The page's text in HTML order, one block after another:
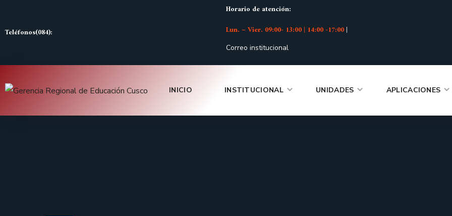
Teléfonos(084):
Horario de atención:
Lun. – Vier. 09:00- 13:00 | 14:00 -17:00|
Correo institucional
INICIO INSTITUCIONAL UNIDADES APLICACIONES